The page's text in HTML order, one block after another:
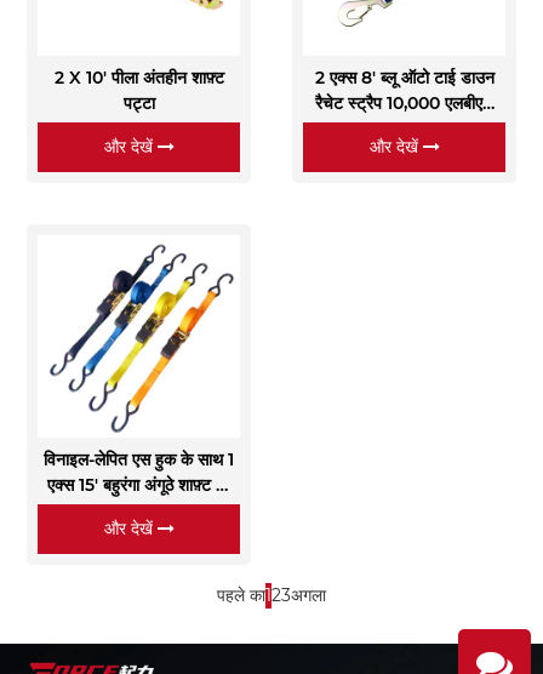
2 X 10' पीला अंतहीन शाफ़्ट
पट्टा
और देखें
2 एक्स 8' ब्लू ऑटो टाई डाउन
रैचेट स्ट्रैप 10,000 एलबीएस
एक्सल स्ट्रैप
और देखें
विनाइल-लेपित एस हुक के साथ 1
एक्स 15' बहुरंगा अंगूठे शाफ़्ट का
पट्टा
और देखें
पहले का123अगला